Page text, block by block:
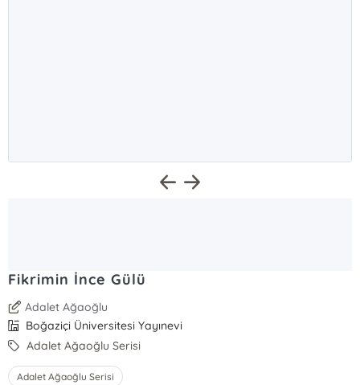
Fikrimin İnce Gülü
Adalet Ağaoğlu
Boğaziçi Üniversitesi Yayınevi
Adalet Ağaoğlu Serisi
Adalet Ağaoğlu Serisi